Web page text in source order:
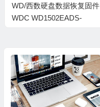
WD/西数硬盘数据恢复固件
WDC WD1502EADS-
0015006H@